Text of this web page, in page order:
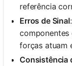
referência
Erros de Sinal
componentes
forças atuam
Consistência